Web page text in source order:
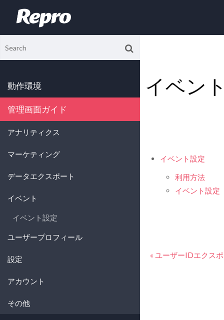
動作環境
管理画面ガイド
アナリティクス
マーケティング
データエクスポート
イベント
イベント設定
ユーザープロフィール
設定
アカウント
その他
イベン
イベント設定
利用方法
イベント設定
« ユーザーIDエクス